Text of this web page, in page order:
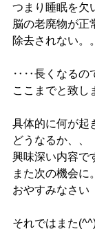
つまり睡眠を欠
脳の老廃物が正
除去されない。。
‥‥長くなるの
ここまでと致し
具体的に何が起
どうなるか、、
興味深い内容で
また次の機会に。
おやすみなさい
それではまた